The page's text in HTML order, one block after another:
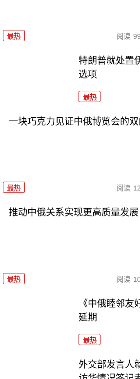
最热 阅读
特朗普就处置
选项
最热
一块巧克力见证中俄博览会的
最热 阅读
推动中俄关系实现更高质量发展
最热 阅读
《中俄睦邻友
延期
最热
外交部发言人